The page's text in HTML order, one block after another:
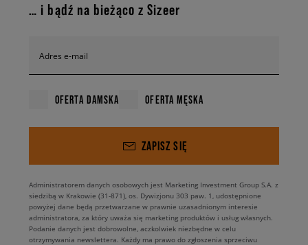
… i bądź na bieżąco z Sizeer
Adres e-mail
OFERTA DAMSKA OFERTA MĘSKA
ZAPISZ SIĘ
Administratorem danych osobowych jest Marketing Investment Group S.A. z
siedzibą w Krakowie (31-871), os. Dywizjonu 303 paw. 1, udostępnione
powyżej dane będą przetwarzane w prawnie uzasadnionym interesie
administratora, za który uważa się marketing produktów i usług własnych.
Podanie danych jest dobrowolne, aczkolwiek niezbędne w celu
otrzymywania newslettera. Każdy ma prawo do zgłoszenia sprzeciwu